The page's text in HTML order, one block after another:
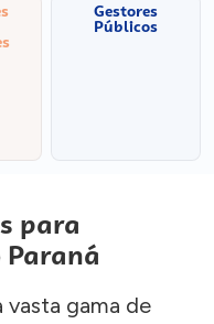
Gestores
Públicos
para
vasta gama de